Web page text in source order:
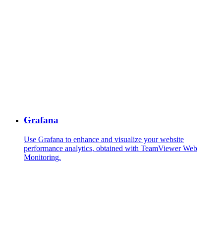
Grafana
Use Grafana to enhance and visualize your website
performance analytics, obtained with TeamViewer Web
Monitoring.